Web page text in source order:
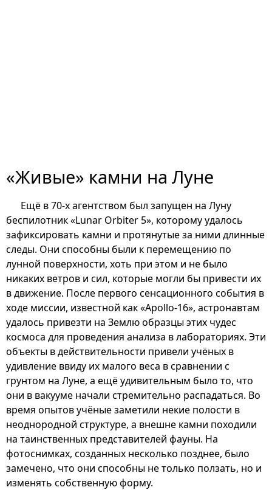
«Живые» камни на Луне
Ещё в 70-х агентством был запущен на Луну
беспилотник «Lunar Orbiter 5», которому удалось
зафиксировать камни и протянутые за ними длинные
следы. Они способны были к перемещению по
лунной поверхности, хоть при этом и не было
никаких ветров и сил, которые могли бы привести их
в движение. После первого сенсационного события в
ходе миссии, известной как «Apollo-16», астронавтам
удалось привезти на Землю образцы этих чудес
космоса для проведения анализа в лабораториях. Эти
объекты в действительности привели учёных в
удивление ввиду их малого веса в сравнении с
грунтом на Луне, а ещё удивительным было то, что
они в вакууме начали стремительно распадаться. Во
время опытов учёные заметили некие полости в
неоднородной структуре, а внешне камни походили
на таинственных представителей фауны. На
фотоснимках, созданных несколько позднее, было
замечено, что они способны не только ползать, но и
изменять собственную форму.